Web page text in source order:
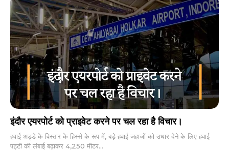
इंदौर एयरपोर्ट को प्राइवेट करने पर चल रहा है विचार।
हवाई अड्डे के विस्तार के हिस्से के रूप में, बड़े हवाई जहाजों को उधार देने के लिए हवाई
पट्टी की लंबाई बढ़ाकर 4,250 मीटर...